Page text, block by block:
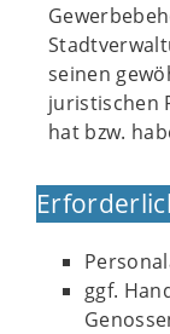
seinen
juristischen
hat bzw.
ggf.